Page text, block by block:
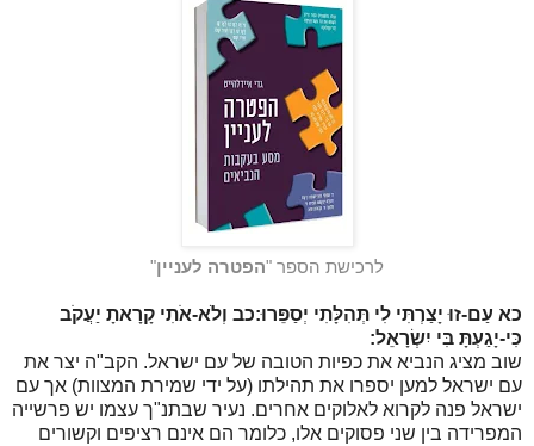
לרכישת הספר "הפטרה לעניין"
כא עַם-זוּ יָצַרְתִּי לִי תְּהִלָּתִי יְסַפֵּרוּ:כב וְלֹא-אֹתִי קָרָאתָ יַעֲקֹב
כִּי-יָגַעְתָּ בִּי יִשְׂרָאֵל:
שוב מציג הנביא את כפיות הטובה של עם ישראל. הקב"ה יצר את
עם ישראל למען יספרו את תהילתו (על ידי שמירת המצוות) אך עם
ישראל פנה לקרוא לאלוקים אחרים. נעיר שבתנ"ך עצמו יש פרשייה
המפרידה בין שני פסוקים אלו, כלומר הם אינם רציפים וקשורים